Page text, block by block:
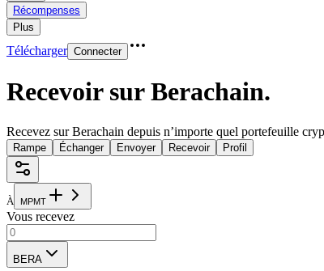
Récompenses
Plus
Télécharger Connecter
Recevoir sur Berachain.
Recevez sur Berachain depuis n’importe quel portefeuille
Rampe Échanger Envoyer Recevoir Profil
À MPMT
Vous recevez
BERA